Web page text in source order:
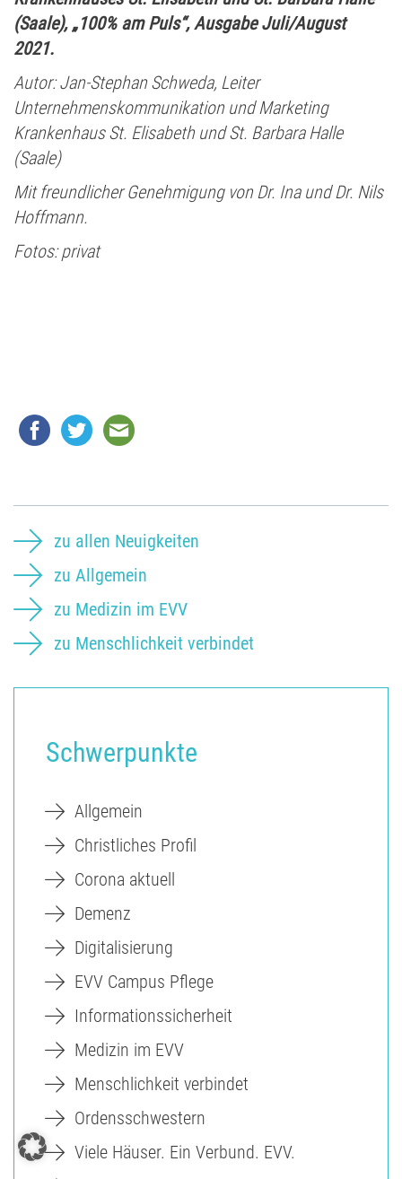
(Saale), „100% am Puls“, Ausgabe Juli/August
2021.
Autor: Jan-Stephan Schweda, Leiter
Unternehmenskommunikation und Marketing
Krankenhaus St. Elisabeth und St. Barbara Halle
(Saale)
Mit freundlicher Genehmigung von Dr. Ina und Dr. Nils
Hoffmann.
Fotos: privat
zu allen Neuigkeiten
zu Allgemein
zu Medizin im EVV
zu Menschlichkeit verbindet
Schwerpunkte
Allgemein
Christliches Profil
Corona aktuell
Demenz
Digitalisierung
EVV Campus Pflege
Informationssicherheit
Medizin im EVV
Menschlichkeit verbindet
Ordensschwestern
Viele Häuser. Ein Verbund. EVV.